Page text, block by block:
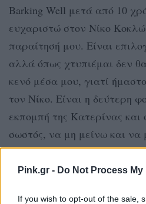
Pink.gr - Do Not Process
If you wish to opt-out of the sale,
Barking Well μετά από 10
ευχαριστώ στον Νίκο
παραίτησή μου. Είναι
αλλά όπως χτυπιέμαι δεν
κενό μέσα μου, γιατί
τον Νίκο. Είναι η δεύτερη
εκπομπή της Κατερίνας και
σωστός, να μη μείνω και
πήγαινα αλλού».